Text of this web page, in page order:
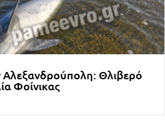
Αλεξανδρούπολη: Θλιβερό
Φοίνικας